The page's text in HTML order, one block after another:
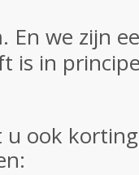
En we zijn
is in
u ook